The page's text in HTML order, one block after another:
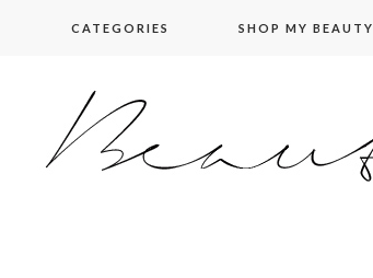
CATEGORIES SHOP MY BEAUTY